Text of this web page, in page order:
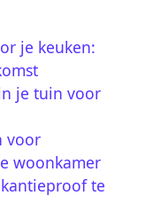
je keuken:
je tuin voor
voor
woonkamer
te